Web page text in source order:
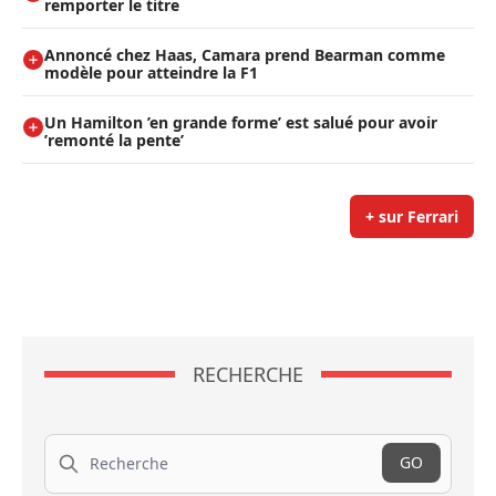
remporter le titre
Annoncé chez Haas, Camara prend Bearman comme
modèle pour atteindre la F1
Un Hamilton ’en grande forme’ est salué pour avoir
’remonté la pente’
+ sur Ferrari
RECHERCHE
Recherche
GO